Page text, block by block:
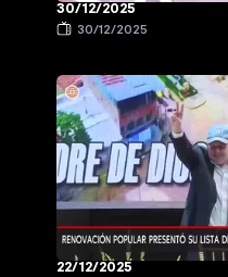
30/12/2025
30/12/2025
22/12/2025